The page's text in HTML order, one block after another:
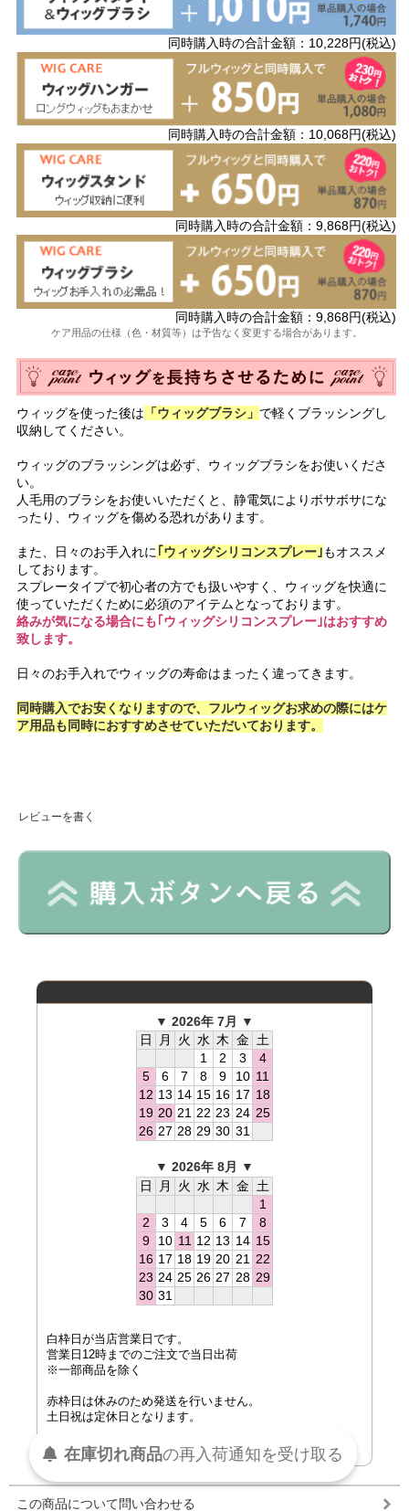
同時購入時の合計金額：10,228円(税込)
同時購入時の合計金額：10,068円(税込)
同時購入時の合計金額：9,868円(税込)
同時購入時の合計金額：9,868円(税込)
ケア用品の仕様（色・材質等）は予告なく変更する場合があります。
ウィッグを使った後は 「ウィッグブラシ」 で軽くブラッシングし
収納してください。
ウィッグのブラッシングは必ず、ウィッグブラシをお使いくださ
い。
人毛用のブラシをお使いいただくと、静電気によりボサボサにな
ったり、ウィッグを傷める恐れがあります。
また、日々のお手入れに｢ウィッグシリコンスプレー｣もオススメ
しております。
スプレータイプで初心者の方でも扱いやすく、ウィッグを快適に
使っていただくために必須のアイテムとなっております。
絡みが気になる場合にも｢ウィッグシリコンスプレー｣はおすすめ
致します。
日々のお手入れでウィッグの寿命はまったく違ってきます。
同時購入でお安くなりますので、フルウィッグお求めの際にはケ
ア用品も同時におすすめさせていただいております。
レビューを書く
▼ 2026年 7月 ▼
日
月 火 水 木 金
土
1
2 3
4
5
6 7 8 9 10 11
12 13 14 15 16 17 18
19 20 21 22 23 24 25
26 27 28 29 30 31
▼ 2026年 8月 ▼
日
月 火 水 木 金
土
1
2
3 4 5 6 7
8
9
10 11 12 13 14 15
16 17 18 19 20 21
22
23 24 25 26 27 28 29
30 31
白枠日が当店営業日です。
営業日12時までのご注文で当日出荷
※一部商品を除く
赤枠日は休みのため発送を行いません。
土日祝は定休日となります。
ご注文は、24時間365日可能です
この商品について問い合わせる
在庫切れ商品の再入荷通知を受け取る